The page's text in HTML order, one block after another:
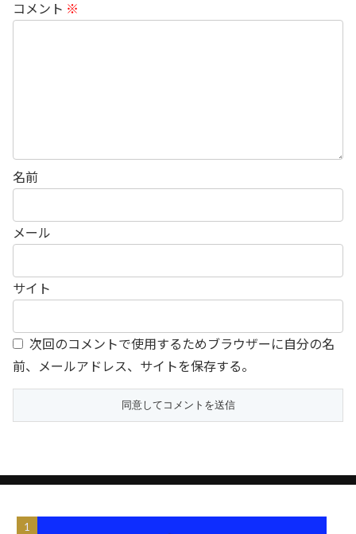
コメント ※
名前
メール
サイト
次回のコメントで使用するためブラウザーに自分の名
前、メールアドレス、サイトを保存する。